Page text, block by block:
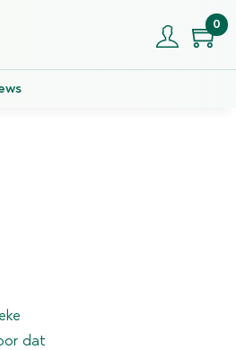
0
dat